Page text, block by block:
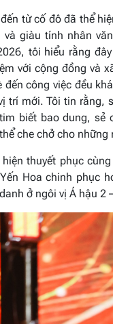
từ cố đô đã thể
và giàu tính nhân
tôi hiểu rằng
với cộng đồng và
đến công việc đều
trí mới. Tôi tin rằng,
biết bao dung, sẻ
che chở cho những
thuyết phục
Hoa chinh phục
ở ngôi vị Á hậu 2